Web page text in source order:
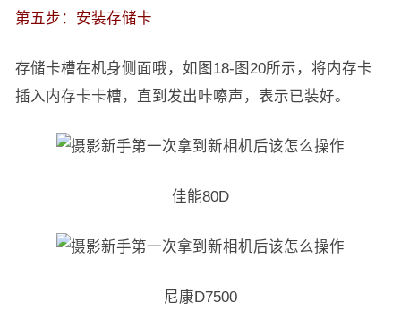
第五步：安装存储卡
存储卡槽在机身侧面哦，如图18-图20所示，将内存卡
插入内存卡卡槽，直到发出咔嚓声，表示已装好。
佳能80D
尼康D7500